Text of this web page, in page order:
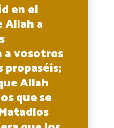
en el
Allah a
a vosotros
propaséis;
Allah
que se